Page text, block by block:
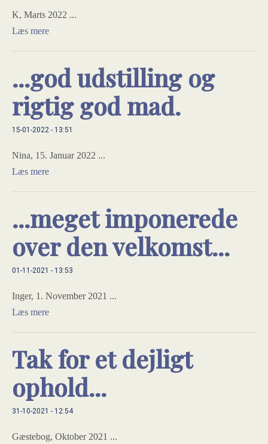
K, Marts 2022 ...
Læs mere
...god udstilling og
rigtig god mad.
15-01-2022 - 13:51
Nina, 15. Januar 2022 ...
Læs mere
...meget imponerede
over den velkomst...
01-11-2021 - 13:53
Inger, 1. November 2021 ...
Læs mere
Tak for et dejligt
ophold...
31-10-2021 - 12:54
Gæstebog, Oktober 2021 ...